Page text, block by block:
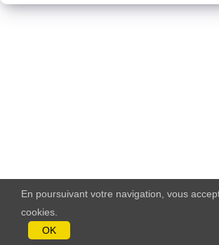
En poursuivant votre navigation, vous
cookies.
OK